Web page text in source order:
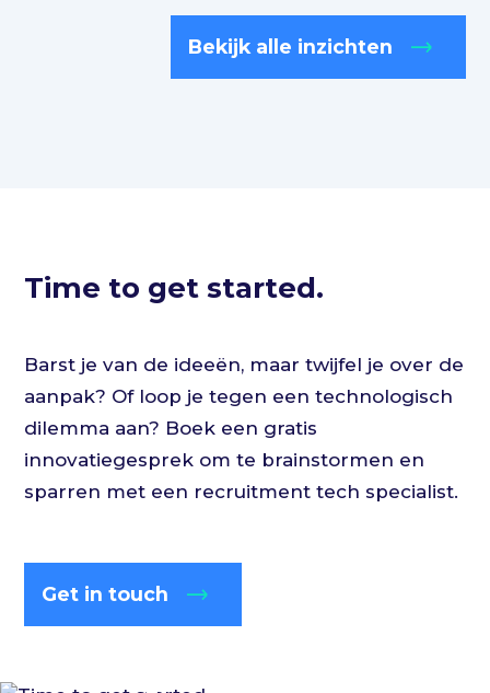
Bekijk alle inzichten
Time to get started.
Barst je van de ideeën, maar twijfel je over de
aanpak? Of loop je tegen een technologisch
dilemma aan? Boek een gratis
innovatiegesprek om te brainstormen en
sparren met een recruitment tech specialist.
Get in touch